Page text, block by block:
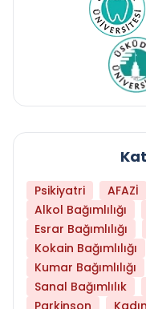
Psikiyatri AFAZİ
Alkol Bağımlılığı
Esrar Bağımlılığı
Kokain Bağımlılığı
Kumar Bağımlılığı
Sanal Bağımlılık
Parkinson